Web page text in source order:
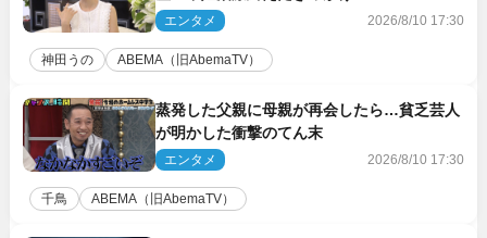
エンタメ 2026/8/10 17:30
神田うの ABEMA（旧AbemaTV）
蒸発した父親に母親が再会したら…貧乏芸人
が明かした衝撃のてん末
エンタメ 2026/8/10 17:30
千鳥 ABEMA（旧AbemaTV）